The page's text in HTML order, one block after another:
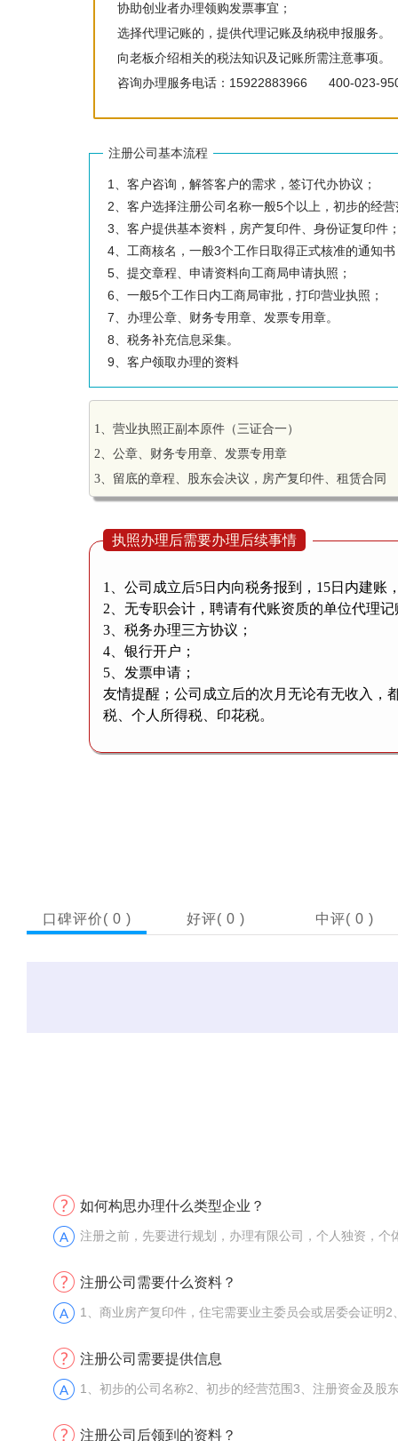
协助创业者办理领购发票事宜；
选择代理记账的，提供代理记账及纳税申报服务。
向老板介绍相关的税法知识及记账所需注意事项。
咨询办理服务电话：15922883966 400-023-
注册公司基本流程
1、客户咨询，解答客户的需求，签订代办协议；
2、客户选择注册公司名称一般5个以上，初步的经
3、客户提供基本资料，房产复印件、身份证复印件
4、工商核名，一般3个工作日取得正式核准的通知书
5、提交章程、申请资料向工商局申请执照；
6、一般5个工作日内工商局审批，打印营业执照；
7、办理公章、财务专用章、发票专用章。
8、税务补充信息采集。
9、客户领取办理的资料
1、营业执照正副本原件（三证合一）
2、公章、财务专用章、发票专用章
3、留底的章程、股东会决议，房产复印件、租赁合同
执照办理后需要办理后续事情
1、公司成立后5日内向税务报到，15日内建账
2、无专职会计，聘请有代账资质的单位代理记
3、税务办理三方协议；
4、银行开户；
5、发票申请；
友情提醒；公司成立后的次月无论有无收入，
税、个人所得税、印花税。
口碑评价( 0 ) 好评( 0 ) 中评( 0 )
如何构思办理什么类型企业？
注册之前，先要进行规划，办理有限公司，个人独资，
注册公司需要什么资料？
1、商业房产复印件，住宅需要业主委员会或居委会证明
注册公司需要提供信息
1、初步的公司名称2、初步的经营范围3、注册资金及股
注册公司后领到的资料？